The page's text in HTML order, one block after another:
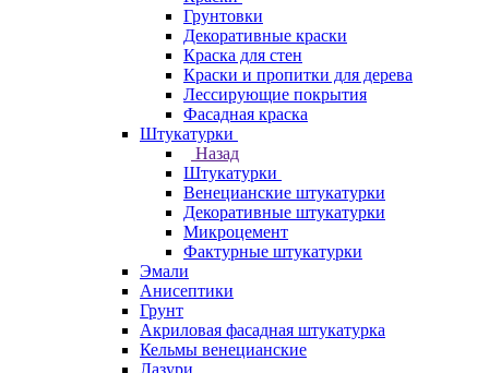
Грунтовки
Декоративные краски
Краска для стен
Краски и пропитки для дерева
Лессирующие покрытия
Фасадная краска
Штукатурки
Назад
Штукатурки
Венецианские штукатурки
Декоративные штукатурки
Микроцемент
Фактурные штукатурки
Эмали
Анисептики
Грунт
Акриловая фасадная штукатурка
Кельмы венецианские
Лазури